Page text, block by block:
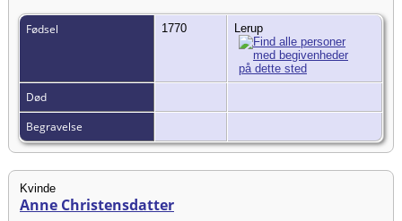
Fødsel 1770 Lerup
Død
Begravelse
Kvinde
Anne Christensdatter